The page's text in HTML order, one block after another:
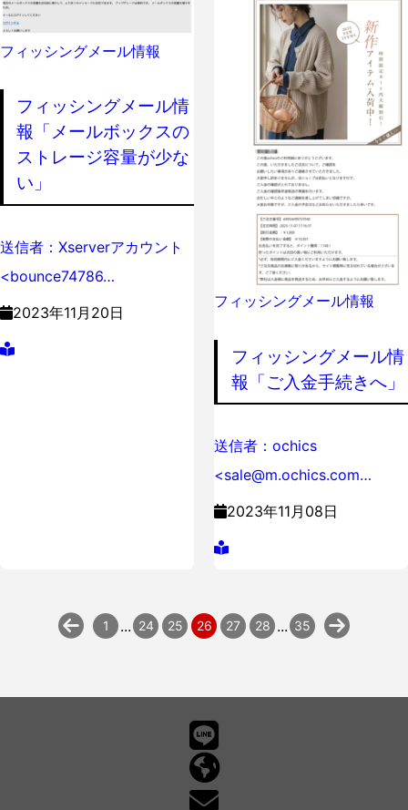
フィッシングメール情報
フィッシングメール情
報「メールボックスの
ストレージ容量が少な
い」
送信者：Xserverアカウント
<bounce74786…
2023年11月20日
フィッシングメール情報
フィッシングメール情
報「ご入金手続きへ」
送信者：ochics
<sale@m.ochics.com…
2023年11月08日
1 ... 24 25 26 27 28 ... 35